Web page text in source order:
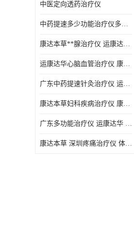
中医定向透药治疗仪
中药提速多少功能治疗仪多少钱 实体店仪器
康达本草**腺治疗仪 运康达华 开发新顾客用仪器
运康达华心脑血管治疗仪 康达本草 体验店仪器
广东中药提速针灸治疗仪 运康达华 会销店锁定顾客用仪器
康达本草妇科疾病治疗仪 康达本草 体验店仪器
广东多功能治疗仪 运康达华 深圳运康达华科技有限公司
康达本草 深圳疼痛治疗仪 体验店仪器